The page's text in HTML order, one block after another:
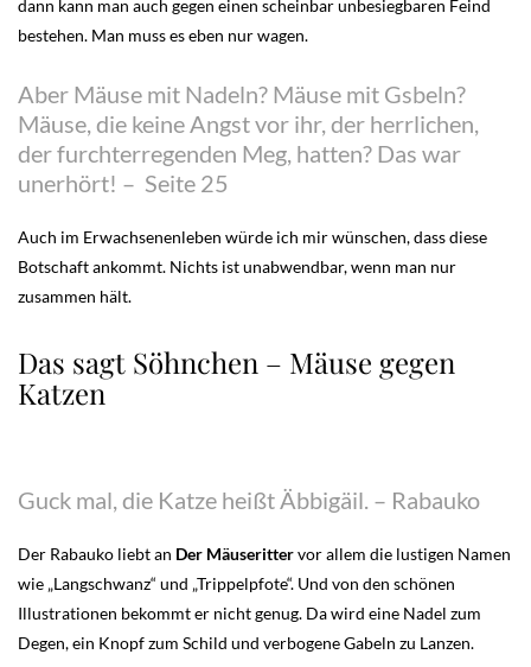
dann kann man auch gegen einen scheinbar unbesiegbaren Feind
bestehen. Man muss es eben nur wagen.
Aber Mäuse mit Nadeln? Mäuse mit Gsbeln?
Mäuse, die keine Angst vor ihr, der herrlichen,
der furchterregenden Meg, hatten? Das war
unerhört! – Seite 25
Auch im Erwachsenenleben würde ich mir wünschen, dass diese
Botschaft ankommt. Nichts ist unabwendbar, wenn man nur
zusammen hält.
Das sagt Söhnchen – Mäuse gegen
Katzen
Guck mal, die Katze heißt Äbbigäil. – Rabauko
Der Rabauko liebt an Der Mäuserittervor allem die lustigen Namen
wie „Langschwanz“ und „Trippelpfote“. Und von den schönen
Illustrationen bekommt er nicht genug. Da wird eine Nadel zum
Degen, ein Knopf zum Schild und verbogene Gabeln zu Lanzen.